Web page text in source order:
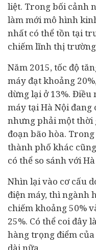
liệt. Trong bối cảnh
làm mới mô hình
nhất có thể tồn tại
chiếm lĩnh thị
Năm 2015, tốc độ
máy đạt khoảng
dừng lại ở 13%.
máy tại Hà Nội
nhưng phải một thời
đoạn bão hòa.
thành phố khác
có thể so sánh với
Nhìn lại vào cơ cấu
điện máy, thì ngành
chiếm khoảng 50%
25%. Có thể coi đây
hàng trọng điểm